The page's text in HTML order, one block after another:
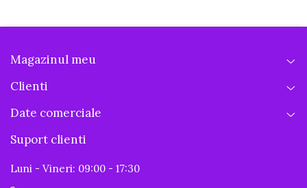
Magazinul meu
Clienti
Date comerciale
Suport clienti
Luni - Vineri: 09:00 - 17:30